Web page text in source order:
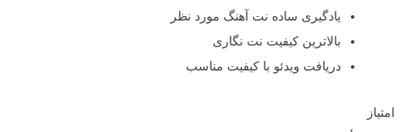
یادگیری ساده نت آهنگ مورد نظر
بالاترین کیفیت نت نگاری
دریافت ویدئو با کیفیت مناسب
امتیاز